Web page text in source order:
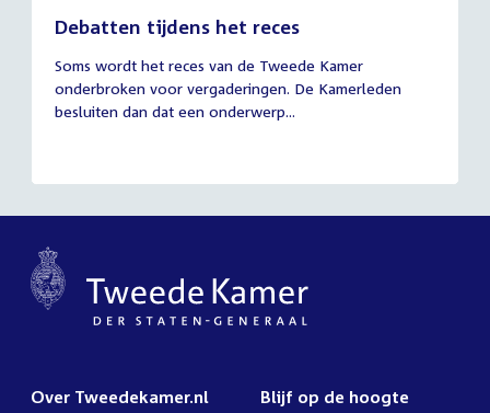
Debatten tijdens het reces
juli
2026
Soms wordt het reces van de Tweede Kamer
onderbroken voor vergaderingen. De Kamerleden
besluiten dan dat een onderwerp...
Over Tweedekamer.nl Blijf op de hoogte